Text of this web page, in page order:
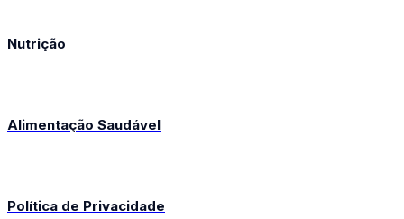
Nutrição
Alimentação Saudável
Política de Privacidade